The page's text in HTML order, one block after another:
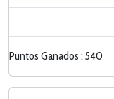
Puntos Ganados : 540